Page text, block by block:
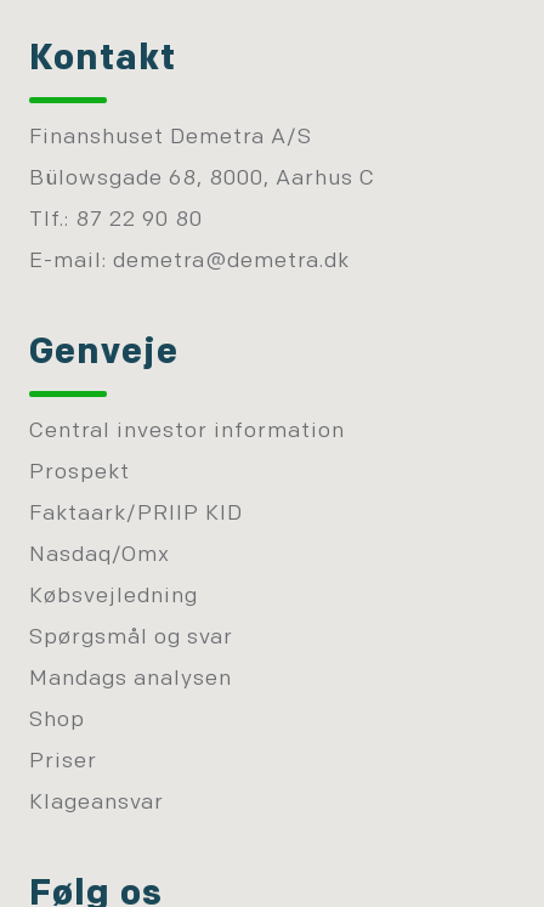
Kontakt
Finanshuset Demetra A/S
Bülowsgade 68, 8000, Aarhus C
Tlf.: 87 22 90 80
E-mail: demetra@demetra.dk
Genveje
Central investor information
Prospekt
Faktaark/PRIIP KID
Nasdaq/Omx
Købsvejledning
Spørgsmål og svar
Mandags analysen
Shop
Priser
Klageansvar
Følg os